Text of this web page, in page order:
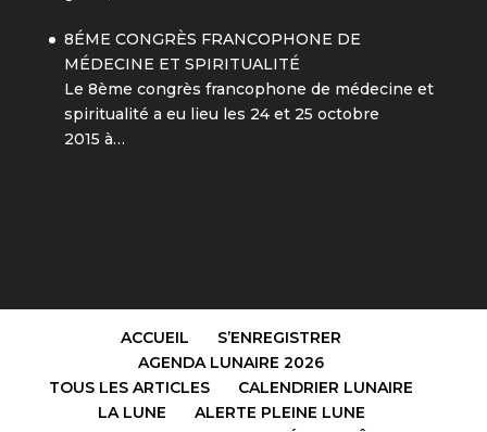
8ÉME CONGRÈS FRANCOPHONE DE
MÉDECINE ET SPIRITUALITÉ
Le 8ème congrès francophone de médecine et
spiritualité a eu lieu les 24 et 25 octobre
2015 à…
ACCUEIL
S’ENREGISTRER
AGENDA LUNAIRE 2026
TOUS LES ARTICLES
CALENDRIER LUNAIRE
LA LUNE
ALERTE PLEINE LUNE